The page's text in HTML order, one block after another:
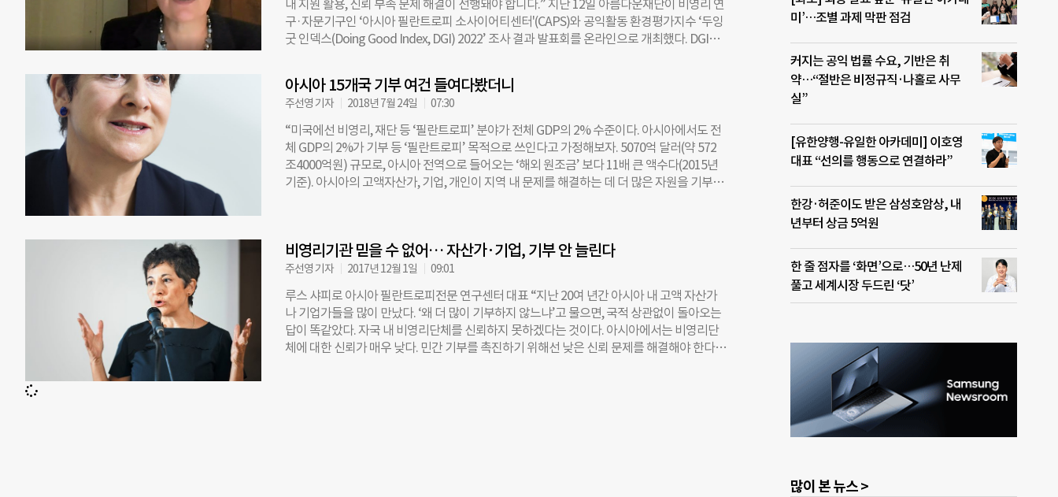
전하는 디지털 기술이 아시아의 소셜 섹터에 미치는 영향과 이에 따른 비영리단체의 대응 전
략을 고찰하는 시간을 가진다. 2부에서는 이우영 월드비전 IT팀 박사, 이희숙 재단법인 동천
변호사, 김홍길 경기도청 사회적육성과 과장, 김유리 사단법인 시민 사무처장이 패널로 참석
직 간 협업에 대해 이야기를 나눌 예정이다. 이번 행사는 아름다운재단 기부문화연구소가 그
간 수행한 연구 주제 중 가장 핵심적인 세 가지 주제를 다루는 세미나 시리즈 ‘비영리 섹터의
내 지원 활용, 신뢰 부족 문제 해결이 선행돼야 합니다.” 지난 12일 아름다운재단이 비영리 연
구·자문기구인 ‘아시아 필란트로피 소사이어티센터'(CAPS)와 공익활동 환경평가지수 ‘두잉
굿 인덱스(Doing Good Index, DGI) 2022’ 조사 결과 발표회를 온라인으로 개최했다. DGI는
향을 주는 요인을 파악해 평가한다. 지난 2018년 첫 분석 결과를 내놓은 이후 2년 주기로 발표
되며, 이번이 세 번째다. 이날 결과 발표회는 ‘한국은 비영리단체가 일하기 좋은 환경일까?’를
주제로 열렸다. 발표자로는 ‘DGI 2022’ 연구를 이끈 아네로테 웰시(Annelotte Walsh) CAPS
책임연구원이 나섰다. 공익단체 신뢰도 높이려면 연구진은 아시아 17국에 있는 2239개 사회
공익단체 종사자를 대상으로 한 설문조사와 전문가 인터뷰를 시행했다. DGI 조사에서는 점수
가 높은 순서대로 각국을 ▲두잉 엑설런트(Doing Excellent) ▲두잉 웰(Doing Well) ▲두잉
베터(Doing Better) ▲두잉 오케이(Doing Okay) ▲낫 두잉 이노프(Not Doing Enough) 등
와 대만이 이름을 올렸다. ‘두잉 베터’에는 우리나라 외에 중국·홍콩·일본·말레이시아·필리
핀이 포함됐다. ‘두잉오케이’에는 캄보디아·인도·인도네시아·네팔 등 7국이, ‘낫 두잉 이노
족 문제
아시아 15개국 기부 여건 들여다봤더니
주선영 기자 2018년 7월 24일 07:30
“미국에선 비영리, 재단 등 ‘필란트로피’ 분야가 전체 GDP의 2% 수준이다. 아시아에서도 전
체 GDP의 2%가 기부 등 ‘필란트로피’ 목적으로 쓰인다고 가정해보자. 5070억 달러(약 572
조4000억원) 규모로, 아시아 전역으로 들어오는 ‘해외 원조금’ 보다 11배 큰 액수다(2015년
기준). 아시아의 고액자산가, 기업, 개인이 지역 내 문제를 해결하는 데 더 많은 자원을 기부하
립된 CAPS는 아시아 내 필란트로피 맥락과 현황 등을 연구하는 비영리 연구 및 자문기구다.
지난 1월, CAPS에선 2년여에 걸친 야심찬 연구를 발표했다. 아시아 필란트로피 현주소를 짚
는 ‘공익활동 환경평가지수(Doing Good Index∙이하 DGI)’가 바로 그것. 한국, 중국, 일본, 싱
가포르, 홍콩, 대만, 인도네시아 등 아시아 15개국의 기부 관련 제도와 정책, 생태계를 비교한
연구다. 2013년, CAPS를 설립하고 DGI 연구를 이끈 루스 샤피로 대표는 “지난 10여년간 아
시아 전역의 기업가, 고액자산가에게 ‘왜 더 많이 기부하지 않느냐’고 물으면 국적 불문 ‘국내
비영리를 신뢰할 수 없다’는 대답이 돌아오더라”며 “아시아 내 비영리에 대한 신뢰가 굉장히
비영리기관 믿을 수 없어… 자산가·기업, 기부 안 늘린다
주선영 기자 2017년 12월 1일 09:01
루스 샤피로 아시아 필란트로피전문 연구센터 대표 “지난 20여 년간 아시아 내 고액 자산가
나 기업가들을 많이 만났다. ‘왜 더 많이 기부하지 않느냐’고 물으면, 국적 상관없이 돌아오는
답이 똑같았다. 자국 내 비영리단체를 신뢰하지 못하겠다는 것이다. 아시아에서는 비영리단
체에 대한 신뢰가 매우 낮다. 민간 기부를 촉진하기 위해선 낮은 신뢰 문제를 해결해야 한다고
미’…조별 과제 막판 점검
커지는 공익 법률 수요, 기반은 취
약…“절반은 비정규직·나홀로 사무
실”
[유한양행-유일한 아카데미] 이호영
대표 “선의를 행동으로 연결하라”
한강·허준이도 받은 삼성호암상, 내
년부터 상금 5억원
한 줄 점자를 ‘화면’으로…50년 난제
풀고 세계시장 두드린 ‘닷’
많이 본 뉴스 >